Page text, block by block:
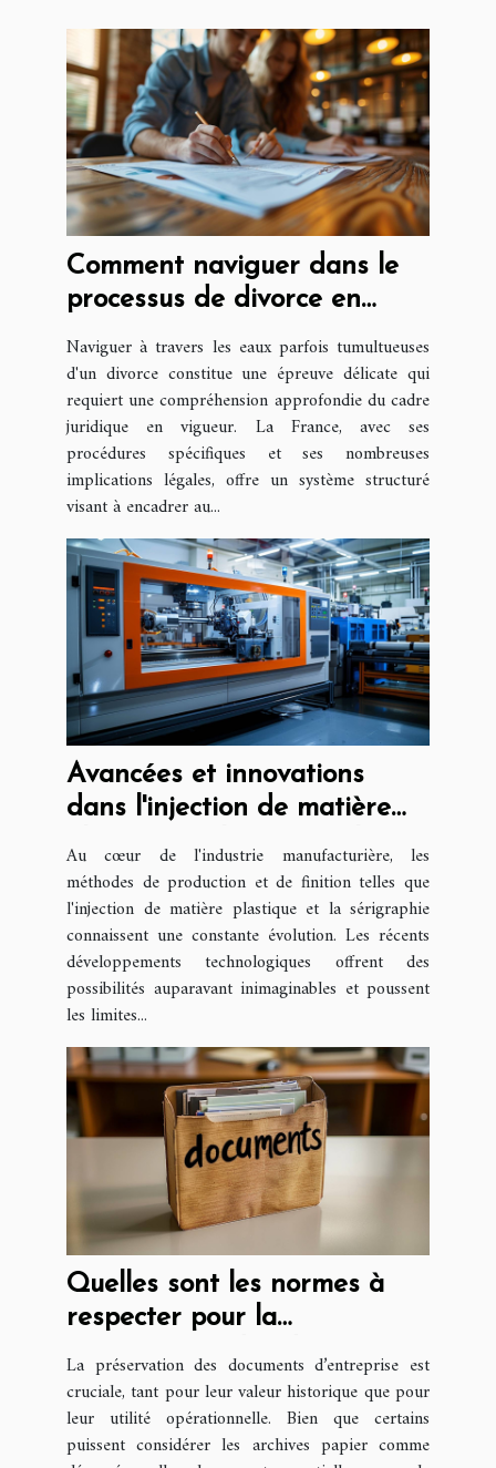
Comment naviguer dans le
processus de divorce en
Naviguer à travers les eaux parfois tumultueuses
d'un divorce constitue une épreuve délicate qui
requiert une compréhension approfondie du cadre
juridique en vigueur. La France, avec ses
procédures spécifiques et ses nombreuses
implications légales, offre un système structuré
visant à encadrer au...
Avancées et innovations
dans l'injection de matière
plastique et la sérigraphie
Au cœur de l'industrie manufacturière, les
méthodes de production et de finition telles que
l'injection de matière plastique et la sérigraphie
connaissent une constante évolution. Les récents
développements technologiques offrent des
possibilités auparavant inimaginables et poussent
les limites...
Quelles sont les normes à
respecter pour la
conservation des documents
d’entreprise ?
La préservation des documents d’entreprise est
cruciale, tant pour leur valeur historique que pour
leur utilité opérationnelle. Bien que certains
puissent considérer les archives papier comme